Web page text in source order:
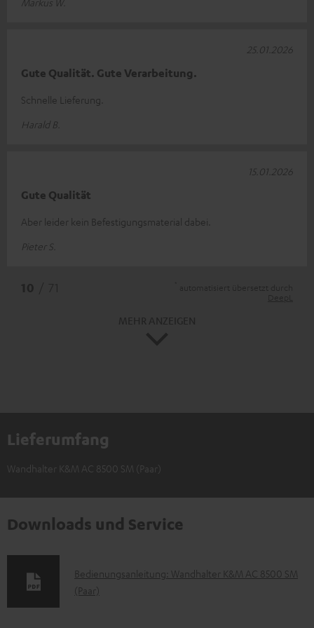
Gute Qualität. Gute Verarbeitung.
Schnelle Lieferung.
Harald B.
25.01.2026
Gute Qualität
Aber leider kein Befestigungsmaterial dabei.
Pieter S.
15.01.2026
Lieferumfang
Wandhalter K&M AC 8500 SM (Paar)
Downloads und Service
D
o
Bedienungsanleitung: Wandhalter K&M AC 8500 SM
(Paar)